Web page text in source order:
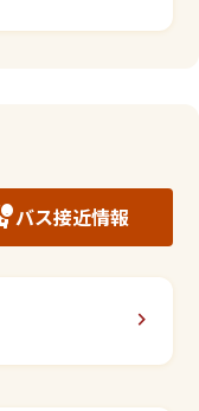
バス接近情報